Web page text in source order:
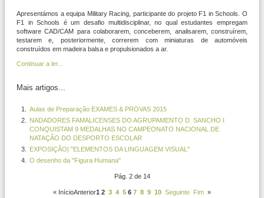
Apresentámos a equipa Military Racing, participante do projeto F1 in Schools. O
F1 in Schools é um desafio multidisciplinar, no qual estudantes empregam
software CAD/CAM para colaborarem, conceberem, analisarem, construírem,
testarem e, posteriormente, correrem com miniaturas de automóveis
construídos em madeira balsa e propulsionados a ar.
Continuar a ler...
Mais artigos...
Aulas de Preparação EXAMES & PROVAS 2015
NADADORES FAMALICENSES DO AGRUPAMENTO D. SANCHO I
CONQUISTAM 9 MEDALHAS NO CAMPEONATO NACIONAL DE
NATAÇÃO DO DESPORTO ESCOLAR
EXPOSIÇÃO| "ELEMENTOS DA LINGUAGEM VISUAL"
O desenho da "Figura Humana"
Pág. 2 de 14
« InícioAnterior1 2 3 4 5 6 7 8 9 10 Seguinte Fim »